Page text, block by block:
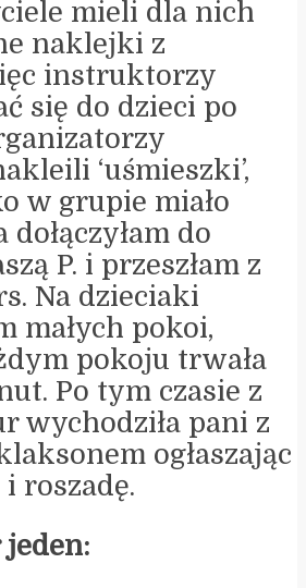
mieli dla nich
naklejki z
instruktorzy
się do dzieci po
‘uśmieszki’,
w grupie miało
do
P. i przeszłam z
Na dzieciaki
małych pokoi,
pokoju trwała
Po tym czasie z
wychodziła pani z
ogłaszając
roszadę.